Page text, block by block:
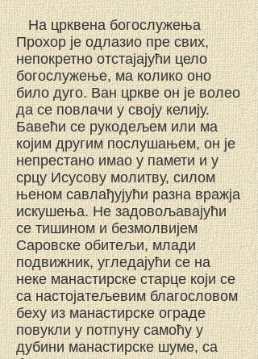
На црквена богослужења
Прохор је одлазио пре свих,
непокретно отстајајући цело
богослужење, ма колико оно
било дуго. Ван цркве он је волео
да се повлачи у своју келију.
Бавећи се рукодељем или ма
којим другим послушањем, он је
непрестано имао у памети и у
срцу Исусову молитву, силом
њеном савлађујући разна вражја
искушења. He задовољавајући
се тишином и безмолвијем
Саровске обитељи, млади
подвижник, угледајући се на
неке манастирске старце који се
са настојатељевим благословом
беху из манастирске ограде
повукли у потпуну самоћу у
дубини манастирске шуме, са